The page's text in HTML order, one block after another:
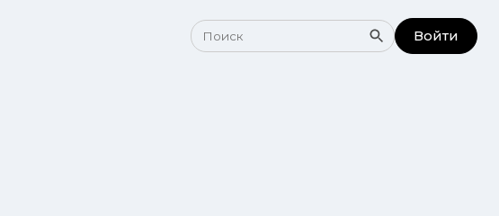
Войти